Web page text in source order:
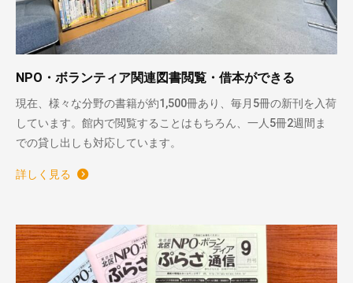
NPO・ボランティア関連図書閲覧・借本ができる
現在、様々な分野の書籍が約1,500冊あり、毎月5冊の新刊を入荷
しています。館内で閲覧することはもちろん、一人5冊2週間ま
での貸し出しも対応しています。
詳しく見る